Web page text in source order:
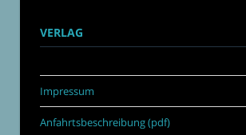
VERLAG
Impressum
Anfahrtsbeschreibung (pdf)